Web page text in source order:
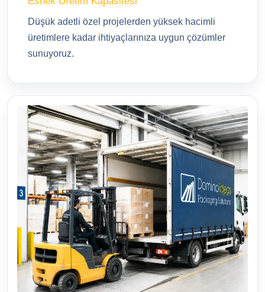
Düşük adetli özel projelerden yüksek hacimli
üretimlere kadar ihtiyaçlarınıza uygun çözümler
sunuyoruz.